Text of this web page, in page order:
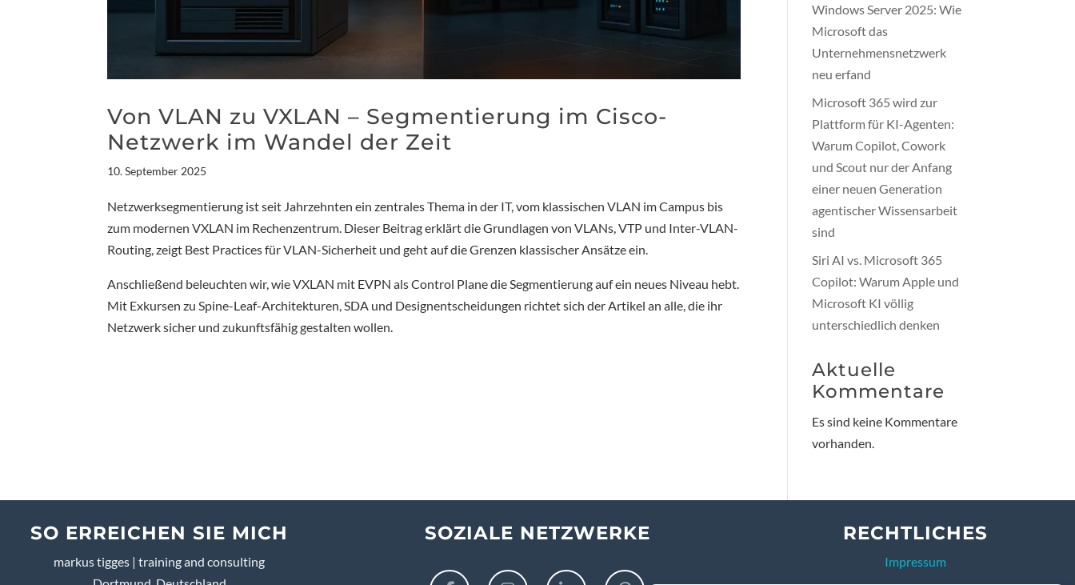
Von VLAN zu VXLAN – Segmentierung im Cisco-
Netzwerk im Wandel der Zeit
10. September 2025
Netzwerksegmentierung ist seit Jahrzehnten ein zentrales Thema in der IT, vom klassischen VLAN im Campus bis
zum modernen VXLAN im Rechenzentrum. Dieser Beitrag erklärt die Grundlagen von VLANs, VTP und Inter-VLAN-
Routing, zeigt Best Practices für VLAN-Sicherheit und geht auf die Grenzen klassischer Ansätze ein.
Anschließend beleuchten wir, wie VXLAN mit EVPN als Control Plane die Segmentierung auf ein neues Niveau hebt.
Mit Exkursen zu Spine-Leaf-Architekturen, SDA und Designentscheidungen richtet sich der Artikel an alle, die ihr
Netzwerk sicher und zukunftsfähig gestalten wollen.
Windows Server 2025: Wie
Microsoft das
Unternehmensnetzwerk
neu erfand
Microsoft 365 wird zur
Plattform für KI-Agenten:
Warum Copilot, Cowork
und Scout nur der Anfang
einer neuen Generation
agentischer Wissensarbeit
sind
Siri AI vs. Microsoft 365
Copilot: Warum Apple und
Microsoft KI völlig
unterschiedlich denken
Aktuelle
Kommentare
Es sind keine Kommentare
vorhanden.
SO ERREICHEN SIE MICH
markus tigges | training and consulting
SOZIALE NETZWERKE RECHTLICHES
Impressum